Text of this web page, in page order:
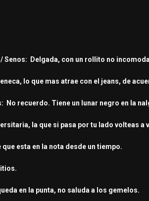
Senos: Delgada, con un rollito no
lo que mas atrae con el jeans, de
No recuerdo. Tiene un lunar negro en la
la que si pasa por tu lado volteas a
que esta en la nota desde un tiempo.
en la punta, no saluda a los gemelos.